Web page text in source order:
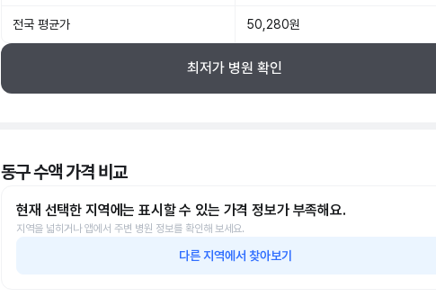
전국 평균가 50,280원
최저가 병원 확인
동구 수액 가격 비교
현재 선택한 지역에는 표시할 수 있는 가격 정보가 부족해요.
지역을 넓히거나 앱에서 주변 병원 정보를 확인해 보세요.
다른 지역에서 찾아보기